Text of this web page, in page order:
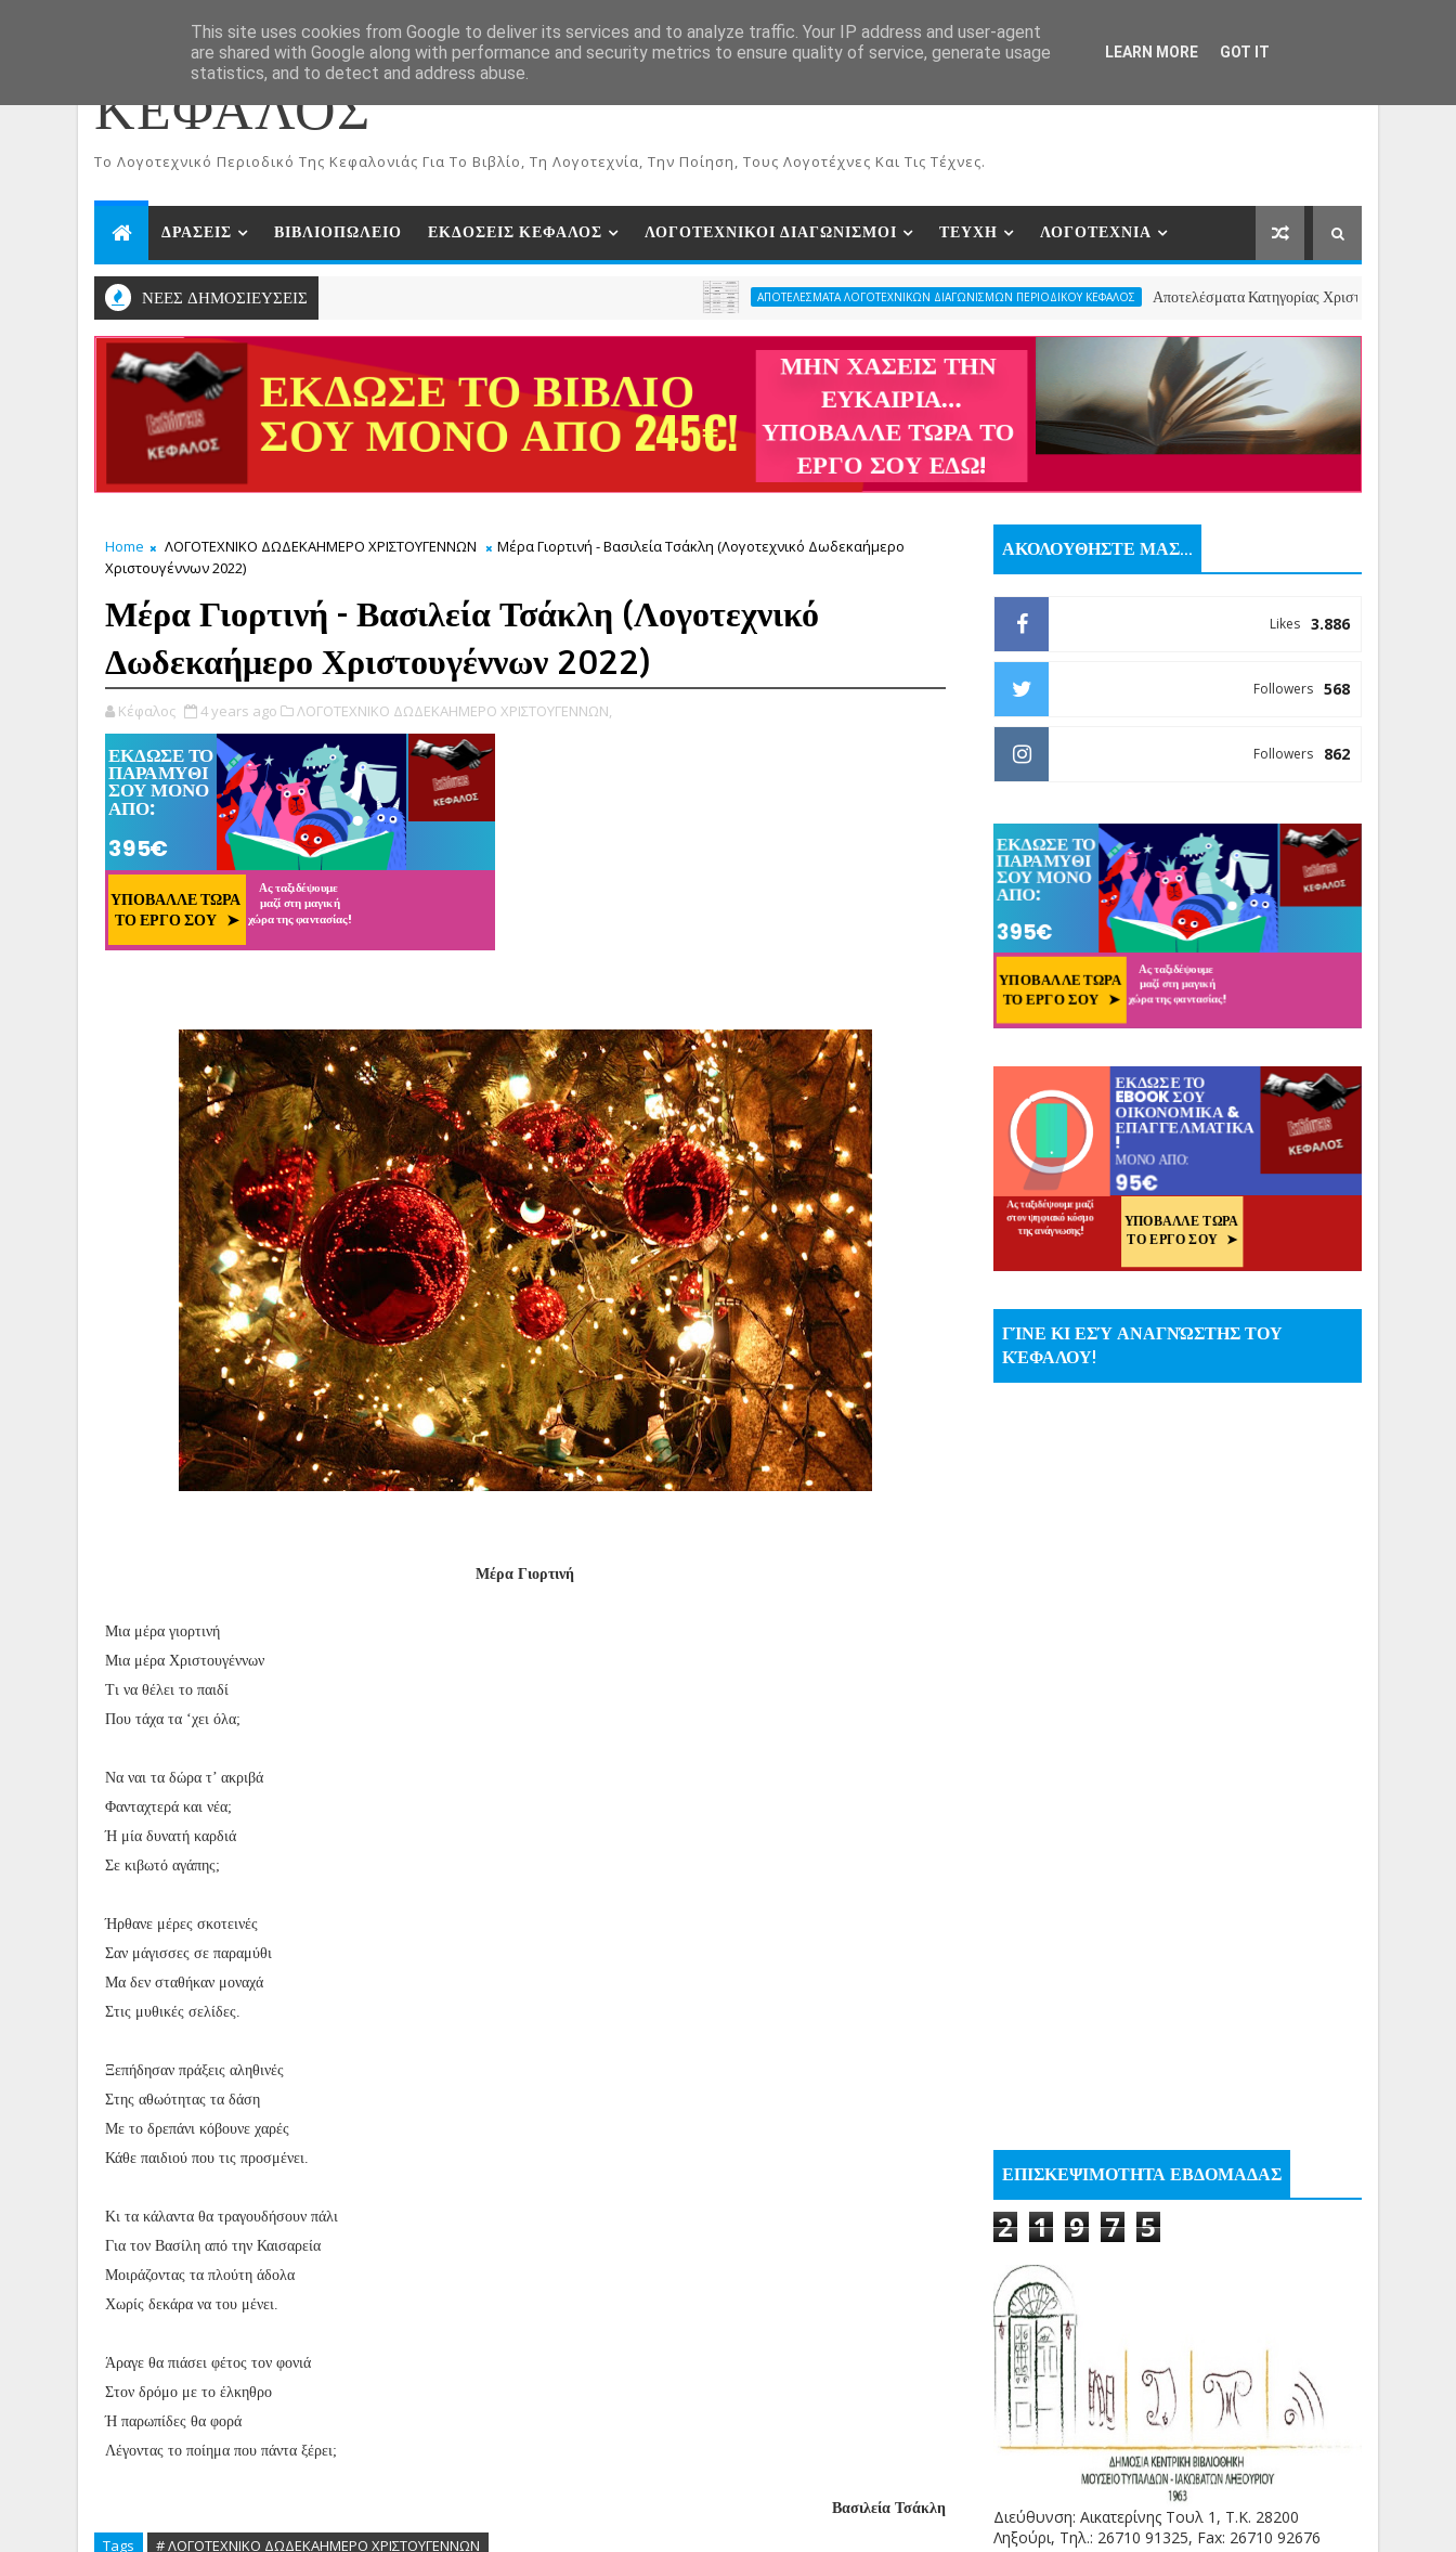
ΑΡΧΙΚΗ ΕΚΔΟΣΕΙΣ ΒΙΒΛΙΩΝ ΗΛΕΚΤΡΟΝΙΚΟ ΒΙΒΛΙΟΠΩΛΕΙΟ ΣΥΝΕΡΓΑΤΕΣ
ΚΕΦΑΛΟΣ
To Λογοτεχνικό Περιοδικό Της Κεφαλονιάς Για Το Βιβλίο, Τη Λογοτεχνία, Την Ποίηση, Τους Λογοτέχνες Και Τις Τέχνες.
ΔΡΑΣΕΙΣ ΒΙΒΛΙΟΠΩΛΕΙΟ ΕΚΔΟΣΕΙΣ ΚΕΦΑΛΟΣ ΛΟΓΟΤΕΧΝΙΚΟΙ ΔΙΑΓΩΝΙΣΜΟΙ ΤΕΥΧΗ ΛΟΓΟΤΕΧΝΙΑ
ΝΕΕΣ ΔΗΜΟΣΙΕΥΣΕΙΣ ΑΠΟΤΕΛΕΣΜΑΤΑ ΛΟΓΟΤΕΧΝΙΚΩΝ ΔΙΑΓΩΝΙΣΜΩΝ ΠΕΡΙΟΔΙΚΟΥ ΚΕΦΑΛΟΣ Αποτελέσματα Κατηγορίας Χριστουγεννιάτικου Ποιήματος-
Home ΛΟΓΟΤΕΧΝΙΚΟ ΔΩΔΕΚΑΗΜΕΡΟ ΧΡΙΣΤΟΥΓΕΝΝΩΝ
Μέρα Γιορτινή - Βασιλεία Τσάκλη (Λογοτεχνικό Δωδεκαήμερο
Χριστουγέννων 2022)
Μέρα Γιορτινή - Βασιλεία Τσάκλη (Λογοτεχνικό
Δωδεκαήμερο Χριστουγέννων 2022)
Κέφαλος 4 years ago ΛΟΓΟΤΕΧΝΙΚΟ ΔΩΔΕΚΑΗΜΕΡΟ ΧΡΙΣΤΟΥΓΕΝΝΩΝ,
Μέρα Γιορτινή
Μια μέρα γιορτινή
Μια μέρα Χριστουγέννων
Τι να θέλει το παιδί
Που τάχα τα ‘χει όλα;
Να ναι τα δώρα τ’ ακριβά
Φανταχτερά και νέα;
Ή μία δυνατή καρδιά
Σε κιβωτό αγάπης;
Ήρθανε μέρες σκοτεινές
Σαν μάγισσες σε παραμύθι
Μα δεν σταθήκαν μοναχά
Στις μυθικές σελίδες.
Ξεπήδησαν πράξεις αληθινές
Στης αθωότητας τα δάση
Με το δρεπάνι κόβουνε χαρές
Κάθε παιδιού που τις προσμένει.
Κι τα κάλαντα θα τραγουδήσουν πάλι
Για τον Βασίλη από την Καισαρεία
Μοιράζοντας τα πλούτη άδολα
Χωρίς δεκάρα να του μένει.
Άραγε θα πιάσει φέτος τον φονιά
Στον δρόμο με το έλκηθρο
Ή παρωπίδες θα φορά
Λέγοντας το ποίημα που πάντα ξέρει;
Βασιλεία Τσάκλη
Tags # ΛΟΓΟΤΕΧΝΙΚΟ ΔΩΔΕΚΑΗΜΕΡΟ ΧΡΙΣΤΟΥΓΕΝΝΩΝ
ΑΚΟΛΟΥΘΗΣΤΕ ΜΑΣ...
3.886
Likes
568
Followers
862
Followers
ΓΊΝΕ ΚΙ ΕΣΎ ΑΝΑΓΝΏΣΤΗΣ ΤΟΥ
ΚΈΦΑΛΟΥ!
ΕΠΙΣΚΕΨΙΜΟΤΗΤΑ ΕΒΔΟΜΑΔΑΣ
2 1 9 7 5
Διεύθυνση: Αικατερίνης Τουλ 1, Τ.Κ. 28200
Ληξούρι, Τηλ.: 26710 91325, Fax: 26710 92676
This site uses cookies from Google to deliver its services and to analyze traffic. Your IP address and user-agent
are shared with Google along with performance and security metrics to ensure quality of service, generate usage
statistics, and to detect and address abuse.
LEARN MORE GOT IT